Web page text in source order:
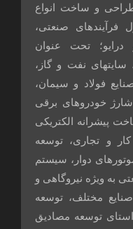
و ساخت انواع
فرآیندهای صنعتی،
تحت عنوان
سایتهای نفت و گاز،
فولاد و سیمان،
خودروهای برقی
پیشرانه الکتریکی
و تجاری، توسعه
دوار، سیستم
به ویژه نیروگاهی و
مختلف، توسعه
توسعه مصادیق